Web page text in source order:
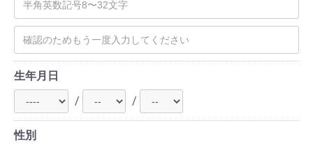
生年月日
/
/
性別